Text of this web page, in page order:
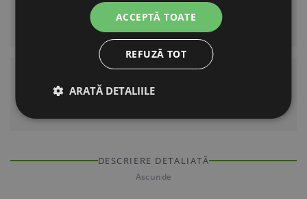
O soluție potrivită de identificare atât pentru
câini, cât și pentru pisici.
Dimensiune
DESCRIERE DETALIATĂ
Ascunde
ACCEPTĂ TOATE
REFUZĂ TOT
ARATĂ DETALIILE